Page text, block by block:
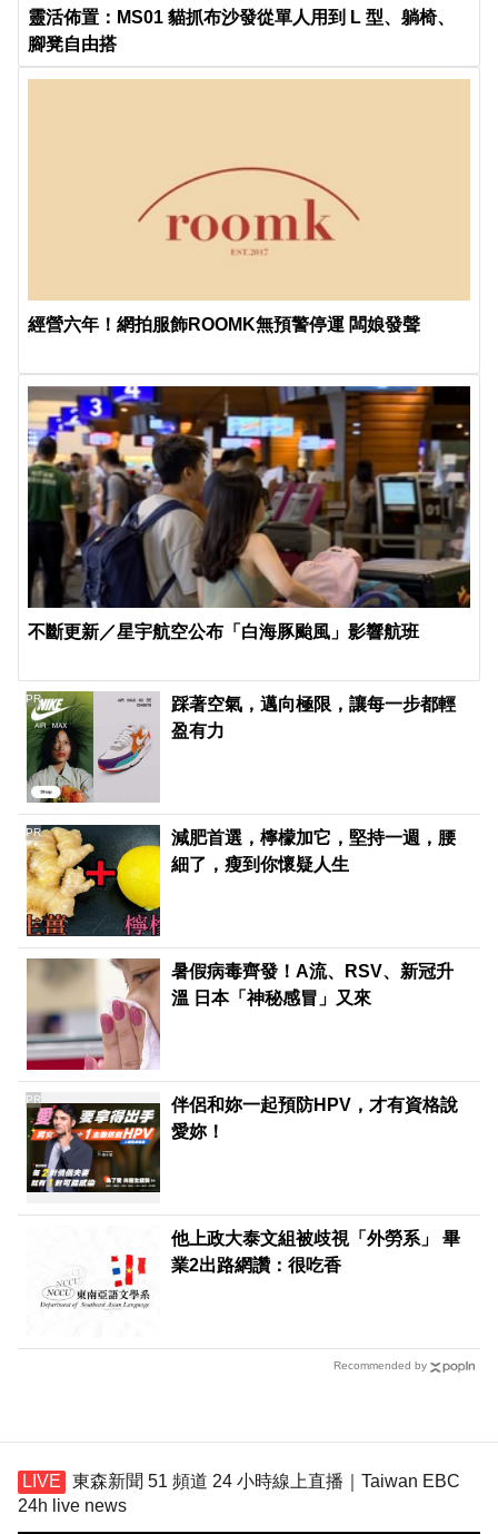
靈活佈置：MS01 貓抓布沙發從單人用到 L 型、躺椅、
腳凳自由搭
經營六年！網拍服飾ROOMK無預警停運 闆娘發聲
不斷更新／星宇航空公布「白海豚颱風」影響航班
踩著空氣，邁向極限，讓每一步都輕
盈有力
PR
減肥首選，檸檬加它，堅持一週，腰
細了，瘦到你懷疑人生
PR
暑假病毒齊發！A流、RSV、新冠升
溫 日本「神秘感冒」又來
伴侶和妳一起預防HPV，才有資格說
愛妳！
PR
他上政大泰文組被歧視「外勞系」 畢
業2出路網讚：很吃香
Recommended by
東森新聞 51 頻道 24 小時線上直播｜Taiwan EBC
24h live news